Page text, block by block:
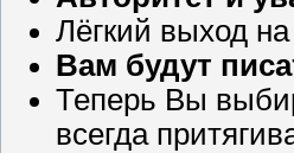
Лёгкий выход
Вам будут
Теперь Вы
всегда